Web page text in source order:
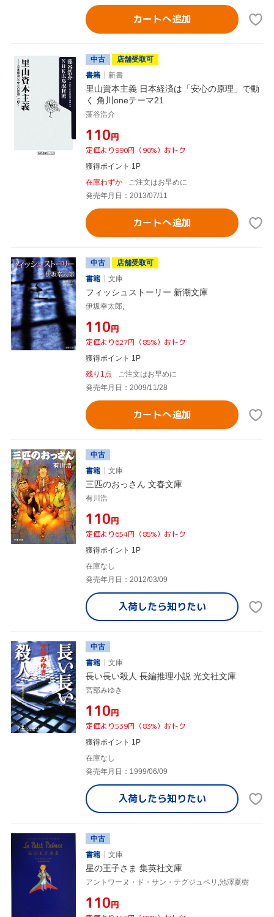
カートへ追加
中古
店舗受取可
書籍
新書
里山資本主義 日本経済は「安心の原理」で動
く 角川oneテーマ21
藻谷浩介
¥110円
定価より990円（90%）おトク
獲得ポイント 1P
在庫わずか
ご注文はお早めに
発売年月日：2013/07/11
カートへ追加
中古
店舗受取可
書籍
文庫
フィッシュストーリー 新潮文庫
伊坂幸太郎,
¥110円
定価より627円（85%）おトク
獲得ポイント 1P
残り1点
ご注文はお早めに
発売年月日：2009/11/28
カートへ追加
中古
書籍
文庫
三匹のおっさん 文春文庫
有川浩
¥110円
定価より654円（85%）おトク
獲得ポイント 1P
在庫なし
発売年月日：2012/03/09
入荷したら知りたい
中古
書籍
文庫
長い長い殺人 長編推理小説 光文社文庫
宮部みゆき
¥110円
定価より539円（83%）おトク
獲得ポイント 1P
在庫なし
発売年月日：1999/06/09
入荷したら知りたい
中古
書籍
文庫
星の王子さま 集英社文庫
アントワーヌ・ド・サン・テグジュペリ,池澤夏樹
¥110円